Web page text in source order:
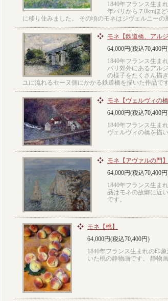
1840年フランス生ま
年パリから７0kmほ
に移り住みました。 その頃のモネはジヴェルニーの
モネ【鉄道橋、アル
64,000円(税込70,400
1840年フランス生ま
パリ郊外にあるアル
の様子をたくさん描
ユに流れるセーヌ側にかかる鉄道橋を描いた作品です
モネ【ヴェルヴィの橋
64,000円(税込70,400
1840年フランス生ま
ヴェルヴィの橋を描
モネ【アヴァルの門】
64,000円(税込70,400
1840年フランス生ま
品はモネの故郷に近
です。
モネ【桃】
64,000円(税込70,400円)
1840年フランス生まれの印
いた桃の静物画です。 静物